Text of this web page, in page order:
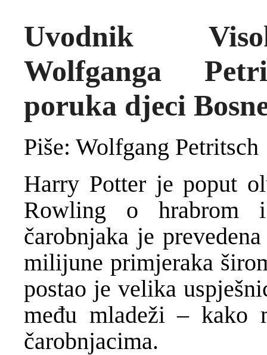
Uvodnik
Wolfganga
poruka djeci
Piše: Wolfgang Petritsch
Harry Potter je poput
Rowling o hrabrom
čarobnjaka je
milijune primjeraka
postao je velika
među mladeži – kako
čarobnjacima.